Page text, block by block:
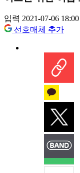
입력 2021-07-06 18:00
선호매체 추가